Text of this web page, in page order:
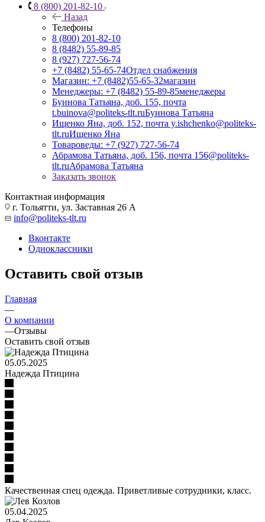
8 (800) 201-82-10
Назад
Телефоны
8 (800) 201-82-10
8 (8482) 55-89-85
8 (927) 727-56-74
+7 (8482) 55-65-74Отдел снабжения
Магазин: +7 (8482)55-65-32магазин
Менеджеры: +7 (8482) 55-89-85менеджеры
Буинова Татьяна, доб. 155, почта
t.buinova@politeks-tlt.ruБуинова Татьяна
Ищенко Яна, доб. 152, почта y.ishchenko@politeks-
tlt.ruИщенко Яна
Товароведы: +7 (927) 727-56-74
Абрамова Татьяна, доб. 156, почта 156@politeks-
tlt.ruАбрамова Татьяна
Заказать звонок
Контактная информация
г. Тольятти, ул. Заставная 26 А
info@politeks-tlt.ru
Вконтакте
Одноклассники
Оставить свой отзыв
Главная
—
О компании
—Отзывы
Оставить свой отзыв
05.05.2025
Надежда Птицина
Качественная спец одежда. Приветливые сотрудники, класс.
05.04.2025